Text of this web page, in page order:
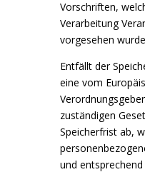
Vorschriften,
Verarbeitung
vorgesehen
Entfällt der
eine vom
zuständigen
Speicherfrist ab,
und